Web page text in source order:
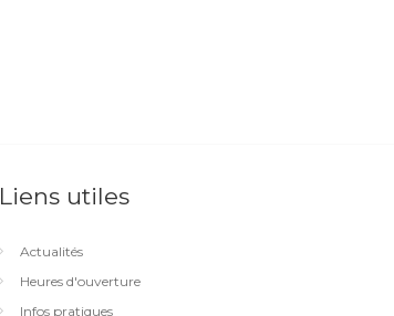
Liens utiles
Actualités
Heures d'ouverture
Infos pratiques